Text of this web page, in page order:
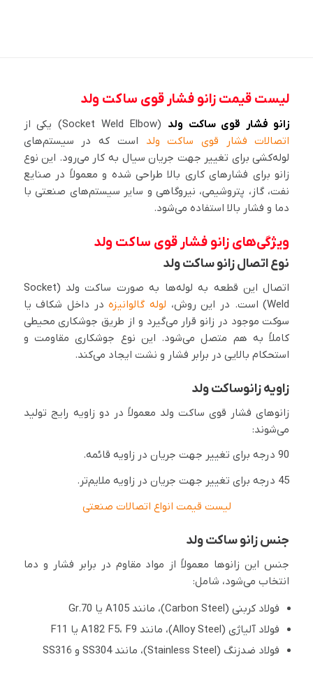
لیست قیمت زانو فشار قوی ساکت ولد
زانو فشار قوی ساکت ولد (Socket Weld Elbow) یکی از
اتصالات فشار قوی ساکت ولد است که در سیستم‌های
لوله‌کشی برای تغییر جهت جریان سیال به کار می‌رود. این نوع
زانو برای فشارهای کاری بالا طراحی شده و معمولاً در صنایع
نفت، گاز، پتروشیمی، نیروگاهی و سایر سیستم‌های صنعتی با
دما و فشار بالا استفاده می‌شود.
ویژگی‌های زانو فشار قوی ساکت ولد
نوع اتصال زانو ساکت ولد
اتصال این قطعه به لوله‌ها به صورت ساکت ولد (Socket
Weld) است. در این روش،
لوله گالوانیزهدر داخل شکاف یا
سوکت موجود در زانو قرار می‌گیرد و از طریق جوشکاری محیطی
کاملاً به هم متصل می‌شود. این نوع جوشکاری مقاومت و
استحکام بالایی در برابر فشار و نشت ایجاد می‌کند.
زاویه زانوساکت ولد
زانوهای فشار قوی ساکت ولد معمولاً در دو زاویه رایج تولید
می‌شوند:
90 درجه برای تغییر جهت جریان در زاویه قائمه.
45 درجه برای تغییر جهت جریان در زاویه ملایم‌تر.
لیست قیمت انواع اتصالات صنعتی
جنس زانو ساکت ولد
جنس این زانوها معمولاً از مواد مقاوم در برابر فشار و دما
انتخاب می‌شود، شامل:
فولاد کربنی (Carbon Steel)، مانند A105 یا Gr.70
فولاد آلیاژی (Alloy Steel)، مانند A182 F5، F9 یا F11
فولاد ضدزنگ (Stainless Steel)، مانند SS304 و SS316